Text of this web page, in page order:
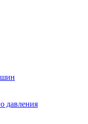
давления